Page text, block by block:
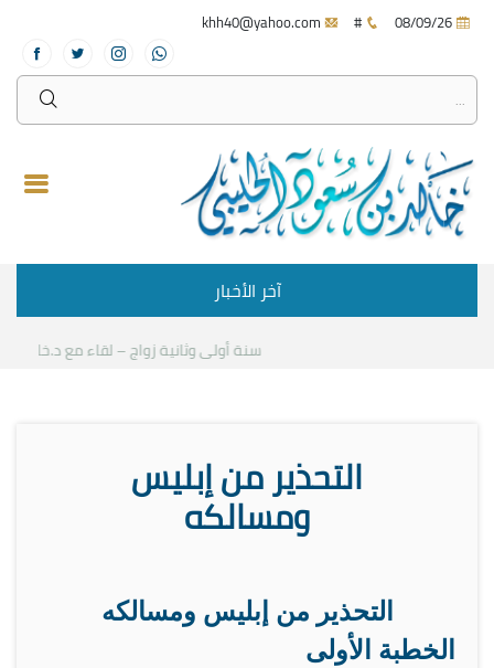
#
آخر الأخبار
سنة أولى وثانية زواج – لقاء مع د.خالد الحليبي
التحذير من إبليس
ومسالكه
التحذير من إبليس ومسالكه
الخطبة الأولى